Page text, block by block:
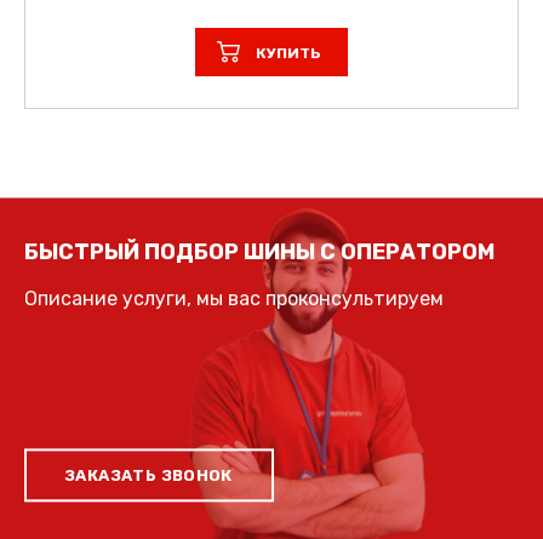
КУПИТЬ
БЫСТРЫЙ ПОДБОР ШИНЫ С ОПЕРАТОРОМ
Описание услуги, мы вас проконсультируем
ЗАКАЗАТЬ ЗВОНОК